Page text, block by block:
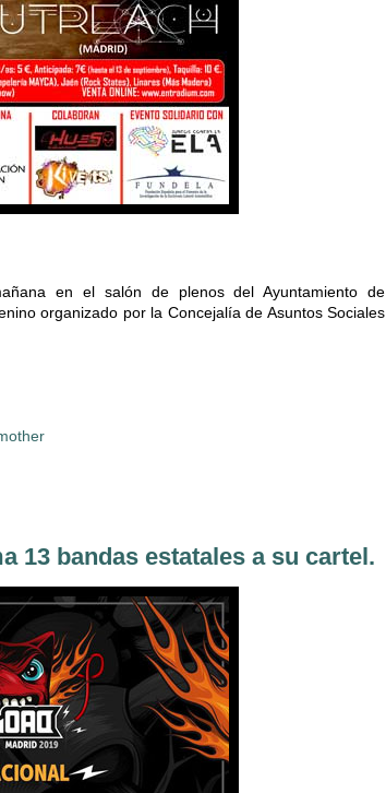
en el salón de plenos del Ayuntamiento de
organizado por la Concejalía de Asuntos Sociales
13 bandas estatales a su cartel.